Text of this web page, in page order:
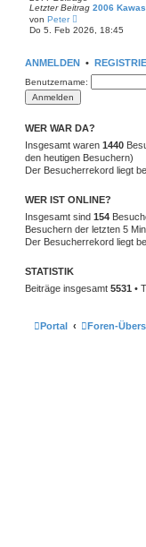
B
e
t
g
Letzter Beitrag 2006
von Peter
e
u
t
r
B
e
t
r
a
g
Do 5. Feb 2026, 18:45
ANMELDEN •
Benutzername:
WER WAR DA?
Insgesamt waren 1440
den heutigen Besuchern)
Der Besucherrekord liegt
WER IST ONLINE?
Insgesamt sind 154
Besuchern der letzten 5
Der Besucherrekord liegt
STATISTIK
Beiträge insgesamt 5531 •
Portal Foren-